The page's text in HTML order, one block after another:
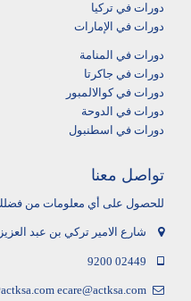
دورات في تركيا
دورات في الإمارات
دورات في المنامة
دورات في جاكرتا
دورات في كوالالمبور
دورات في الدوحة
دورات في اسطنبول
تواصل معنا
للحصول على أي معلومات من فضلك
شارع الامير تركي بن عبد
9200 02449
ecare@actksa.com